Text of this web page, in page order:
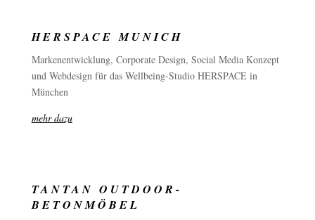
HERSPACE MUNICH
Markenentwicklung, Corporate Design, Social Media Konzept
und Webdesign für das Wellbeing-Studio HERSPACE in
München
mehr dazu
TANTAN OUTDOOR-
BETONMÖBEL